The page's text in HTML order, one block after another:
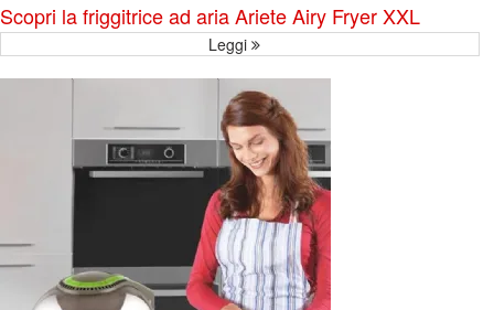
Scopri la friggitrice ad aria Ariete Airy Fryer XXL
Leggi